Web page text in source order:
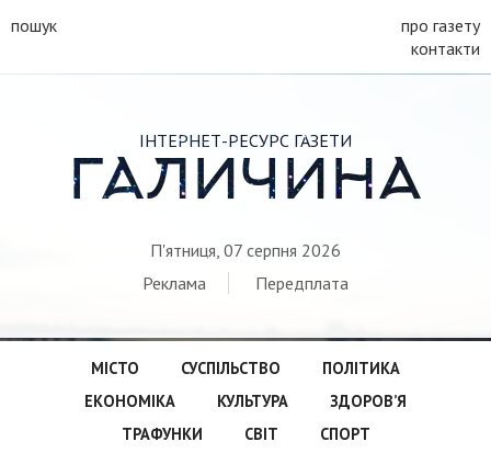
пошук
про газету
контакти
ІНТЕРНЕТ-РЕСУРС ГАЗЕТИ
ГАЛИЧИНА
П'ятниця, 07 серпня 2026
Реклама
Передплата
МІСТО СУСПІЛЬСТВО
ПОЛІТИКА
ЕКОНОМІКА
КУЛЬТУРА
ЗДОРОВ’Я
ТРАФУНКИ
СВІТ
СПОРТ